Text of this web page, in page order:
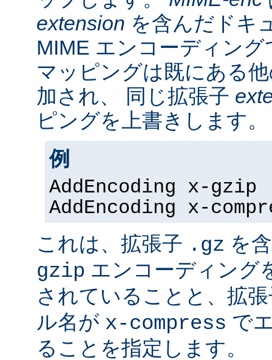
extension を含んだドキ
MIME エンコーディン
マッピングは既にある
加され、 同じ拡張子
ピングを上書きします。
例
AddEncoding x-gzip
AddEncoding x-
これは、拡張子 .gz を
gzip エンコーディング
されていることと、拡
ル名が x-compress で
ることを指定します。